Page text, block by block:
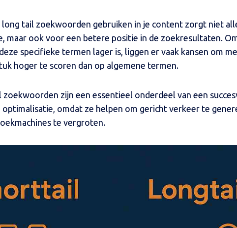
tail zoekwoorden gebruiken in je content zorgt niet
maar ook voor een betere positie in de zoekresultaten.
specifieke termen lager is, liggen er vaak kansen om
hoger te scoren dan op algemene termen.
zijn een essentieel onderdeel van een
optimalisatie, omdat ze helpen om gericht verkeer te
te vergroten.